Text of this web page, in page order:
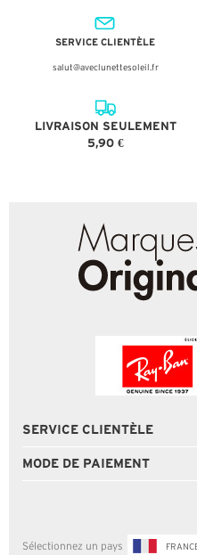
SERVICE CLIENTÈLE
salut@aveclunettesoleil.fr
LIVRAISON SEULEMENT
5,90 €
SERVICE CLIENTÈLE
MODE DE PAIEMENT
Sélectionnez un pays